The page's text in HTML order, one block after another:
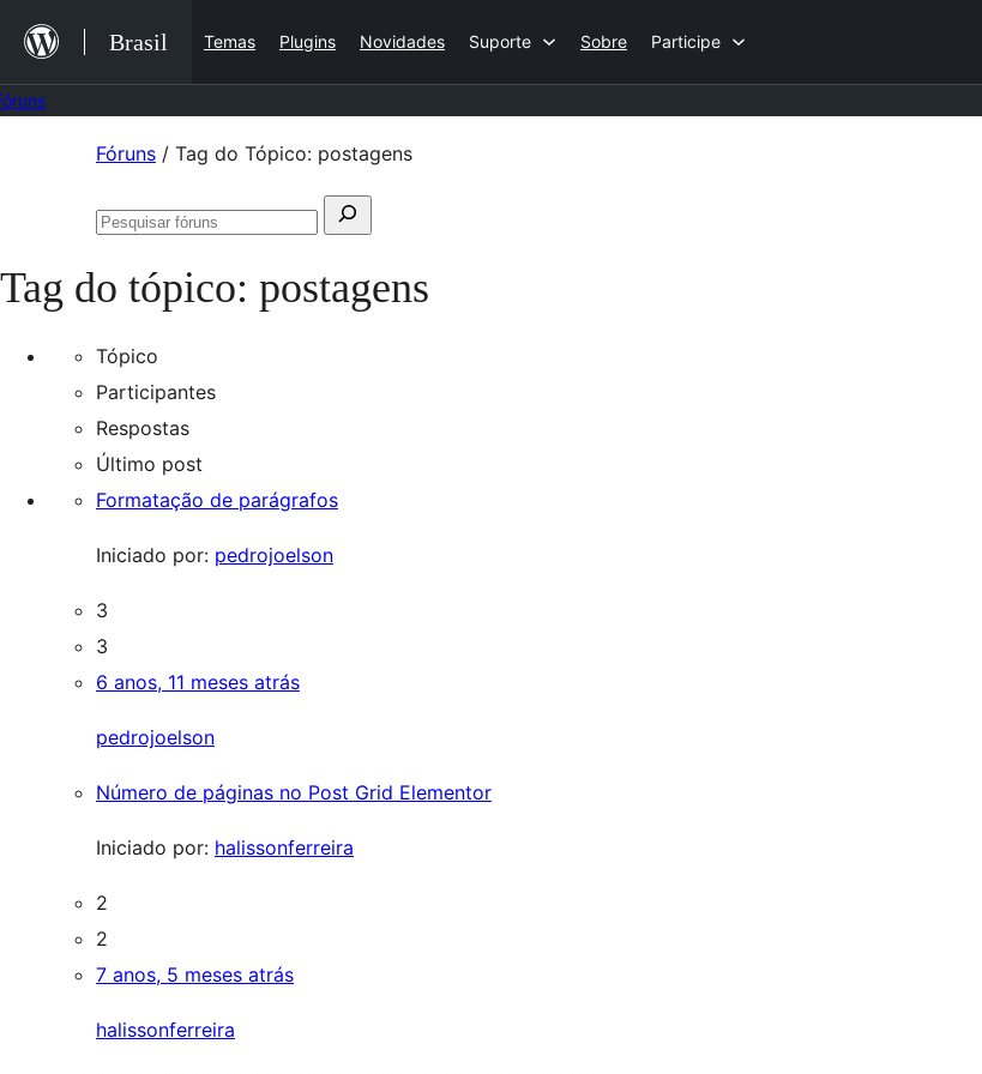
para
o
Brasil Temas Plugins Novidades Suporte Sobre Participe
Fóruns / Tag do Tópico: postagens
Pesquisar
Pesquisar
Tag do tópico: postagens
Tópico
Participantes
Respostas
Último post
Formatação de parágrafos
Iniciado por: pedrojoelson
3
3
6 anos, 11 meses atrás
pedrojoelson
Número de páginas no Post Grid Elementor
Iniciado por: halissonferreira
2
2
7 anos, 5 meses atrás
halissonferreira